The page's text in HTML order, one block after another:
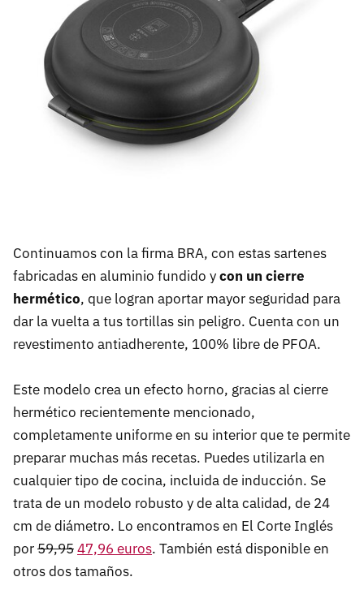
Continuamos con la firma BRA, con estas sartenes
fabricadas en aluminio fundido ycon un cierre
hermético, que logran aportar mayor seguridad para
dar la vuelta a tus tortillas sin peligro. Cuenta con un
revestimento antiadherente, 100% libre de PFOA.
Este modelo crea un efecto horno, gracias al cierre
hermético recientemente mencionado,
completamente uniforme en su interior que te permite
preparar muchas más recetas. Puedes utilizarla en
cualquier tipo de cocina, incluida de inducción. Se
trata de un modelo robusto y de alta calidad, de 24
cm de diámetro. Lo encontramos en El Corte Inglés
por59,9547,96 euros. También está disponible en
otros dos tamaños.